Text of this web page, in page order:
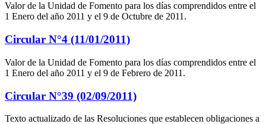
Valor de la Unidad de Fomento para los días comprendidos entre el
1 Enero del año 2011 y el 9 de Octubre de 2011.
Circular N°4 (11/01/2011)
Valor de la Unidad de Fomento para los días comprendidos entre el
1 Enero del año 2011 y el 9 de Febrero de 2011.
Circular N°39 (02/09/2011)
Texto actualizado de las Resoluciones que establecen obligaciones a